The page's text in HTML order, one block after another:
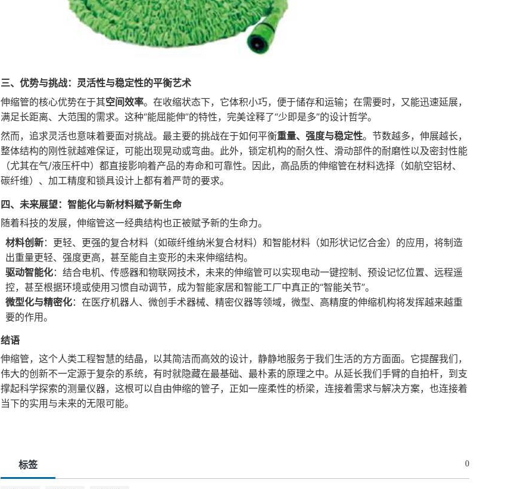
三、优势与挑战：灵活性与稳定性的平衡艺术
伸缩管的核心优势在于其空间效率。在收缩状态下，它体积小巧，便于储存和运输；在需要时，又能迅速延展，
满足长距离、大范围的需求。这种“能屈能伸”的特性，完美诠释了“少即是多”的设计哲学。
然而，追求灵活也意味着要面对挑战。最主要的挑战在于如何平衡重量、强度与稳定性。节数越多，伸展越长，
整体结构的刚性就越难保证，可能出现晃动或弯曲。此外，锁定机构的耐久性、滑动部件的耐磨性以及密封性能
（尤其在气/液压杆中）都直接影响着产品的寿命和可靠性。因此，高品质的伸缩管在材料选择（如航空铝材、
碳纤维）、加工精度和锁具设计上都有着严苛的要求。
四、未来展望：智能化与新材料赋予新生命
随着科技的发展，伸缩管这一经典结构也正被赋予新的生命力。
材料创新：更轻、更强的复合材料（如碳纤维纳米复合材料）和智能材料（如形状记忆合金）的应用，将制造
出重量更轻、强度更高，甚至能自主变形的未来伸缩结构。
驱动智能化：结合电机、传感器和物联网技术，未来的伸缩管可以实现电动一键控制、预设记忆位置、远程遥
控，甚至根据环境或使用习惯自动调节，成为智能家居和智能工厂中真正的“智能关节”。
微型化与精密化：在医疗机器人、微创手术器械、精密仪器等领域，微型、高精度的伸缩机构将发挥越来越重
要的作用。
结语
伸缩管，这个人类工程智慧的结晶，以其简洁而高效的设计，静静地服务于我们生活的方方面面。它提醒我们，
伟大的创新不一定源于复杂的系统，有时就隐藏在最基础、最朴素的原理之中。从延长我们手臂的自拍杆，到支
撑起科学探索的测量仪器，这根可以自由伸缩的管子，正如一座柔性的桥梁，连接着需求与解决方案，也连接着
当下的实用与未来的无限可能。
标签 0